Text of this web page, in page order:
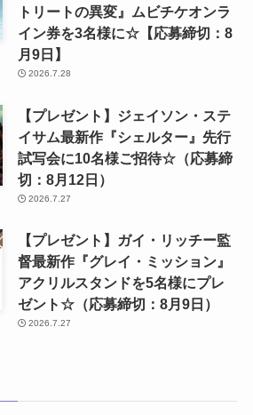
トリートの異変』ムビチケオンラ
イン券を3名様に☆【応募締切：8
月9日】
2026.7.28
【プレゼント】ジェイソン・ステ
イサム最新作『シェルター』先行
試写会に10名様ご招待☆（応募締
切：8月12日）
2026.7.27
【プレゼント】ガイ・リッチー監
督最新作『グレイ・ミッション』
アクリルスタンドを5名様にプレ
ゼント☆（応募締切：8月9日）
2026.7.27